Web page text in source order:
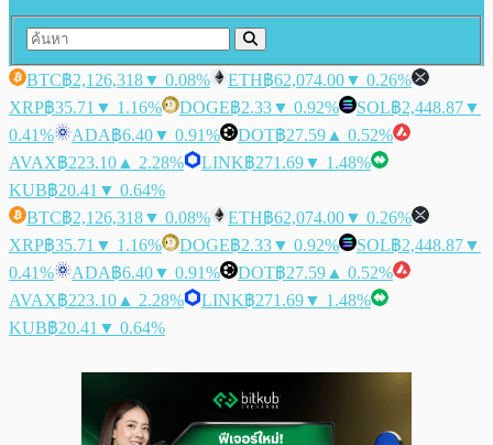
BTC฿2,126,318▼ 0.08% ETH฿62,074.00▼ 0.26%
XRP฿35.71 ▼ 1.16% DOGE฿2.33▼ 0.92% SOL฿2,448.87▼
0.41%
ADA฿6.40▼ 0.91% DOT฿27.59 ▲ 0.52%
AVAX฿223.10 ▲ 2.28% LINK฿271.69▼ 1.48%
KUB฿20.41 ▼ 0.64%
BTC฿2,126,318▼ 0.08% ETH฿62,074.00▼ 0.26%
XRP฿35.71 ▼ 1.16% DOGE฿2.33▼ 0.92% SOL฿2,448.87▼
0.41%
ADA฿6.40▼ 0.91% DOT฿27.59 ▲ 0.52%
AVAX฿223.10 ▲ 2.28% LINK฿271.69▼ 1.48%
KUB฿20.41 ▼ 0.64%